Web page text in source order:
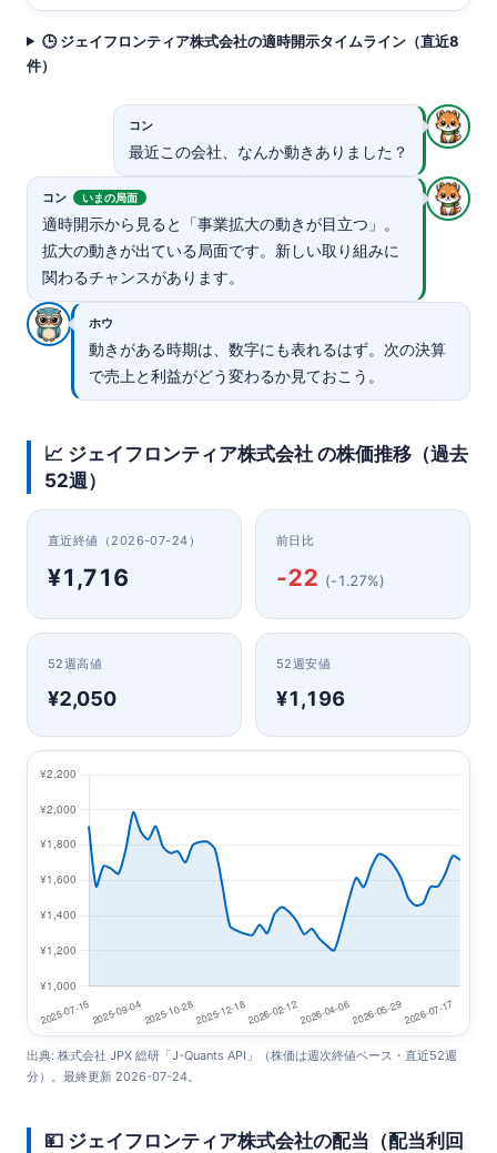
🕒 ジェイフロンティア株式会社の適時開示タイムライン（直近8
件）
コン
最近この会社、なんか動きありました？
コン いまの局面
適時開示から見ると「事業拡大の動きが目立つ」。
拡大の動きが出ている局面です。新しい取り組みに
関わるチャンスがあります。
ホウ
動きがある時期は、数字にも表れるはず。次の決算
で売上と利益がどう変わるか見ておこう。
📈 ジェイフロンティア株式会社 の株価推移（過去
52週）
直近終値（2026-07-24）
¥1,716
前日比
-22 (-1.27%)
52週高値
¥2,050
52週安値
¥1,196
出典: 株式会社 JPX 総研「J-Quants API」（株価は週次終値ベース・直近52週
分）。最終更新 2026-07-24。
💴 ジェイフロンティア株式会社の配当（配当利回